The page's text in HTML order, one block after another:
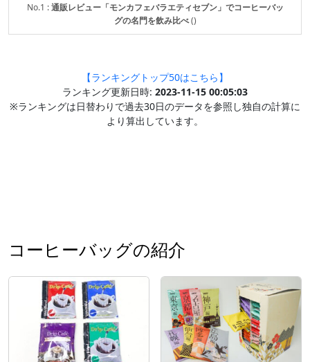
No.1 :通販レビュー「モンカフェバラエティセブン」でコーヒーバッ
グの名門を飲み比べ()
【ランキングトップ50はこちら】
ランキング更新日時: 2023-11-15 00:05:03
※ランキングは日替わりで過去30日のデータを参照し独自の計算に
より算出しています。
コーヒーバッグの紹介